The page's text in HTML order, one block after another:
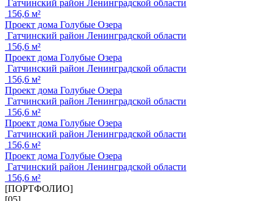
Гатчинский район Ленинградской области
156,6 м²
Проект дома Голубые Озера
Гатчинский район Ленинградской области
156,6 м²
Проект дома Голубые Озера
Гатчинский район Ленинградской области
156,6 м²
Проект дома Голубые Озера
Гатчинский район Ленинградской области
156,6 м²
Проект дома Голубые Озера
Гатчинский район Ленинградской области
156,6 м²
Проект дома Голубые Озера
Гатчинский район Ленинградской области
156,6 м²
[ПОРТФОЛИО]